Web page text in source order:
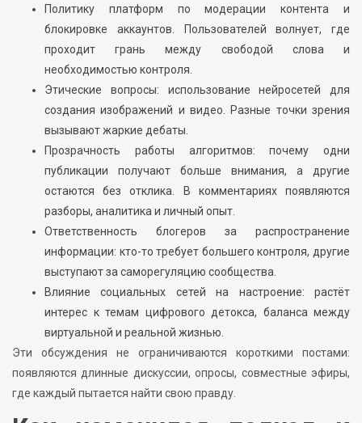
Политику платформ по модерации контента и
блокировке аккаунтов. Пользователей волнует, где
проходит грань между свободой слова и
необходимостью контроля.
Этические вопросы: использование нейросетей для
создания изображений и видео. Разные точки зрения
вызывают жаркие дебаты.
Прозрачность работы алгоритмов: почему одни
публикации получают больше внимания, а другие
остаются без отклика. В комментариях появляются
разборы, аналитика и личный опыт.
Ответственность блогеров за распространение
информации: кто-то требует большего контроля, другие
выступают за саморегуляцию сообщества.
Влияние социальных сетей на настроение: растёт
интерес к темам цифрового детокса, баланса между
виртуальной и реальной жизнью.
Эти обсуждения не ограничиваются короткими постами:
появляются длинные дискуссии, опросы, совместные эфиры,
где каждый пытается найти свою правду.